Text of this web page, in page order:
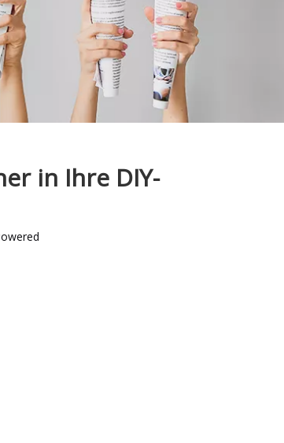
in Ihre DIY-